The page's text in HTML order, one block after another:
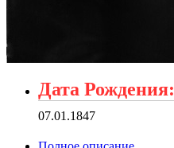
Дата Рождения:
07.01.1847